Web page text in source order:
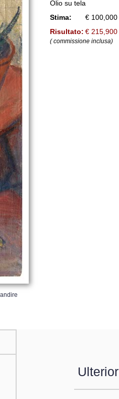
Olio su tela
Stima:
€
Risultato: €
( commissione inclusa)